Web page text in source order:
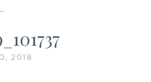
2018